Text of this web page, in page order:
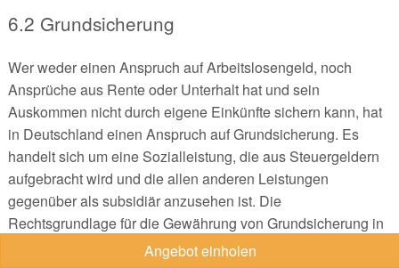
Angebot einholen
6.2 Grundsicherung
Wer weder einen Anspruch auf Arbeitslosengeld, noch
Ansprüche aus Rente oder Unterhalt hat und sein
Auskommen nicht durch eigene Einkünfte sichern kann, hat
in Deutschland einen Anspruch auf Grundsicherung. Es
handelt sich um eine Sozialleistung, die aus Steuergeldern
aufgebracht wird und die allen anderen Leistungen
gegenüber als subsidiär anzusehen ist. Die
Rechtsgrundlage für die Gewährung von Grundsicherung in
unterschiedlichen Lebenssituationen findet sich im SGB XII.